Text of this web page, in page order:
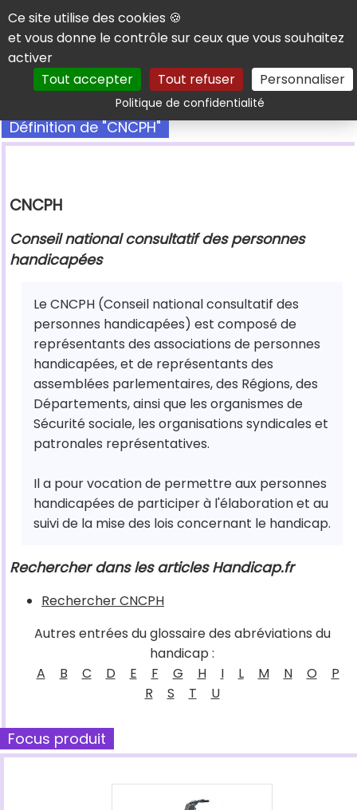
Panneau de gestion des cookies
Ce site utilise des cookies 🍪
et vous donne le contrôle sur ceux que vous souhaitez
activer
Tout accepter
Tout refuser Personnaliser
Politique de confidentialitéRechercher
Définition de "CNCPH"
CNCPH
Conseil national consultatif des personnes
handicapées
Le CNCPH (Conseil national consultatif des
personnes handicapées) est composé de
représentants des associations de personnes
handicapées, et de représentants des
assemblées parlementaires, des Régions, des
Départements, ainsi que les organismes de
Sécurité sociale, les organisations syndicales et
patronales représentatives.
Il a pour vocation de permettre aux personnes
handicapées de participer à l'élaboration et au
suivi de la mise des lois concernant le handicap.
Rechercher dans les articles Handicap.fr
Rechercher CNCPH
Autres entrées du glossaire des abréviations du
handicap :
A
B C D E F G H I L M N O
P
R
S T U
Focus produit